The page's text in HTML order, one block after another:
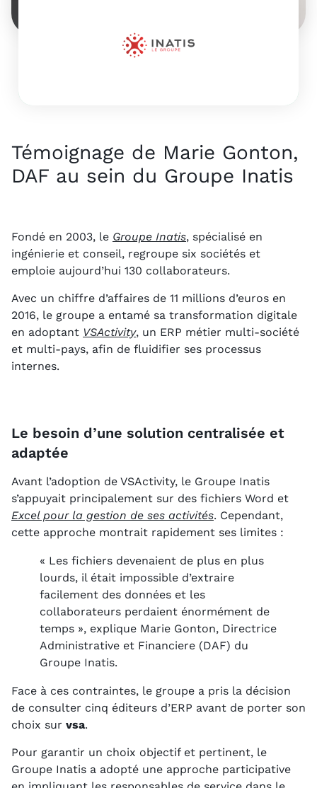
Témoignage de Marie Gonton,
DAF au sein du Groupe Inatis
Fondé en 2003, le Groupe Inatis, spécialisé en
ingénierie et conseil, regroupe six sociétés et
emploie aujourd’hui 130 collaborateurs.
Avec un chiffre d’affaires de 11 millions d’euros en
2016, le groupe a entamé sa transformation digitale
en adoptant VSActivity, un ERP métier multi-société
et multi-pays, afin de fluidifier ses processus
internes.
Le besoin d’une solution centralisée et
adaptée
Avant l’adoption de VSActivity, le Groupe Inatis
s’appuyait principalement sur des fichiers Word et
Excel pour la gestion de ses activités. Cependant,
cette approche montrait rapidement ses limites :
« Les fichiers devenaient de plus en plus
lourds, il était impossible d’extraire
facilement des données et les
collaborateurs perdaient énormément de
temps », explique Marie Gonton, Directrice
Administrative et Financiere (DAF) du
Groupe Inatis.
Face à ces contraintes, le groupe a pris la décision
de consulter cinq éditeurs d’ERP avant de porter son
choix sur vsa.
Pour garantir un choix objectif et pertinent, le
Groupe Inatis a adopté une approche participative